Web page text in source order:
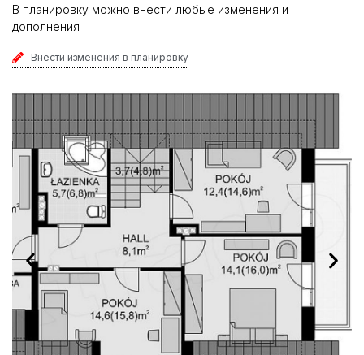
В планировку можно внести любые изменения и
дополнения
Внести изменения в планировку